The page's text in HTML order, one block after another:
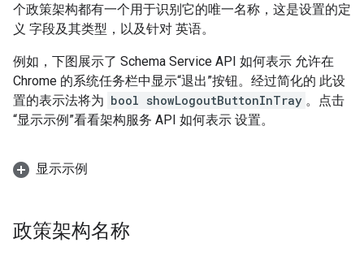
个政策架构都有一个用于识别它的唯一名称，这是设置的定
义 字段及其类型，以及针对 英语。
例如，下图展示了 Schema Service API 如何表示 允许在
Chrome 的系统任务栏中显示“退出”按钮。经过简化的 此设
置的表示法将为 bool showLogoutButtonInTray 。点击
“显示示例”看看架构服务 API 如何表示 设置。
显示示例
政策架构名称